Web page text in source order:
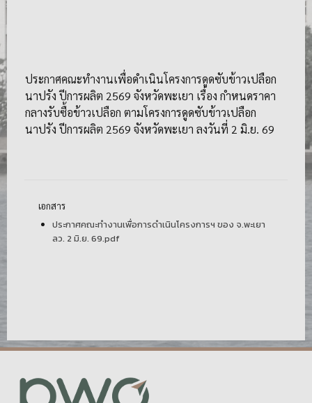
ประกาศคณะทำงานเพื่อดำเนินโครงการดูดซับข้าวเปลือก
นาปรัง ปีการผลิต 2569 จังหวัดพะเยา เรื่อง กำหนดราคา
กลางรับซื้อข้าวเปลือก ตามโครงการดูดซับข้าวเปลือก
นาปรัง ปีการผลิต 2569 จังหวัดพะเยา ลงวันที่ 2 มิ.ย. 69
เอกสาร
ประกาศคณะทำงานเพื่อการดำเนินโครงการฯ ของ จ.พะเยา
ลว. 2 มิ.ย. 69.pdf